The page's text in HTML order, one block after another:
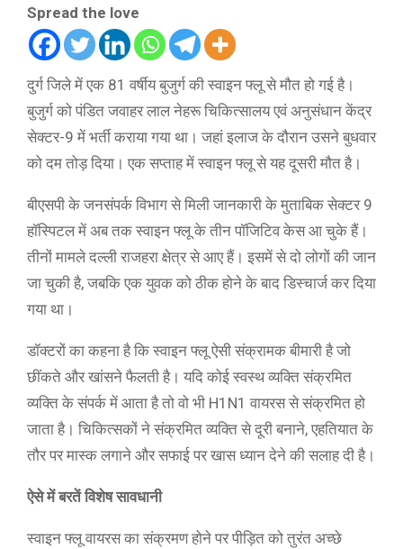
Spread the love
दुर्ग जिले में एक 81 वर्षीय बुजुर्ग की स्वाइन फ्लू से मौत हो गई है।
बुजुर्ग को पंडित जवाहर लाल नेहरू चिकित्सालय एवं अनुसंधान केंद्र
सेक्टर-9 में भर्ती कराया गया था। जहां इलाज के दौरान उसने बुधवार
को दम तोड़ दिया। एक सप्ताह में स्वाइन फ्लू से यह दूसरी मौत है।
बीएसपी के जनसंपर्क विभाग से मिली जानकारी के मुताबिक सेक्टर 9
हॉस्पिटल में अब तक स्वाइन फ्लू के तीन पॉजिटिव केस आ चुके हैं।
तीनों मामले दल्ली राजहरा क्षेत्र से आए हैं। इसमें से दो लोगों की जान
जा चुकी है, जबकि एक युवक को ठीक होने के बाद डिस्चार्ज कर दिया
गया था।
डॉक्टरों का कहना है कि स्वाइन फ्लू ऐसी संक्रामक बीमारी है जो
छींकते और खांसने फैलती है। यदि कोई स्वस्थ व्यक्ति संक्रमित
व्यक्ति के संपर्क में आता है तो वो भी H1N1 वायरस से संक्रमित हो
जाता है। चिकित्सकों ने संक्रमित व्यक्ति से दूरी बनाने, एहतियात के
तौर पर मास्क लगाने और सफाई पर खास ध्यान देने की सलाह दी है।
ऐसे में बरतें विशेष सावधानी
स्वाइन फ्लू वायरस का संक्रमण होने पर पीड़ित को तुरंत अच्छे